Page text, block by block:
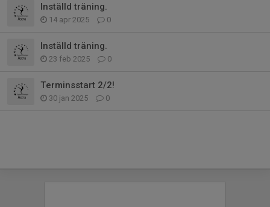
Inställd träning.
14 apr 2025 0
Inställd träning.
23 feb 2025 0
Terminsstart 2/2!
30 jan 2025 0